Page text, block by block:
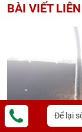
BÀI VIẾT